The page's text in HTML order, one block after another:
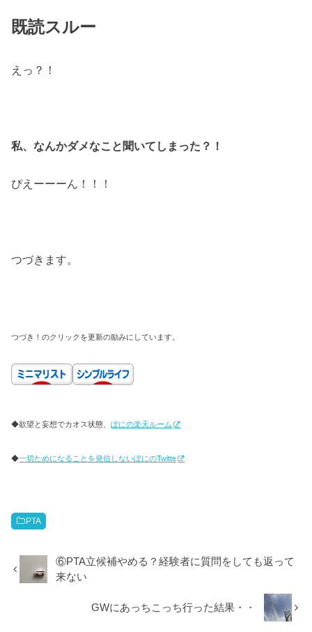
既読スルー
えっ？！
私、なんかダメなこと聞いてしまった？！
ぴえーーーん！！！
つづきます。
つづき！のクリックを更新の励みにしています。
◆欲望と妄想でカオス状態、ぽにの楽天ルーム
◆一切ためになることを発信しないぽにのTwitte
PTA
⑥PTA立候補やめる？経験者に質問をしても返って
来ない
GWにあっちこっち行った結果・・